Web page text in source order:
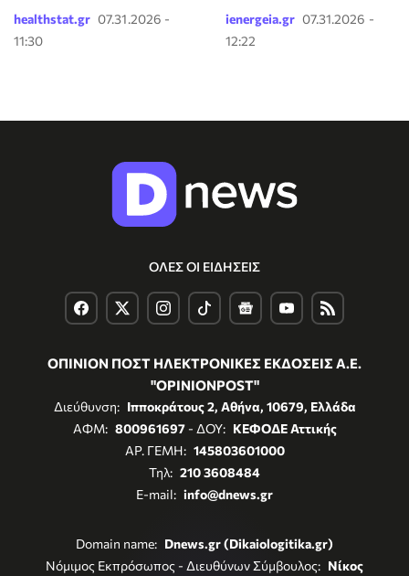
healthstat.gr 07.31.2026 -
11:30
ienergeia.gr 07.31.2026 -
12:22
ΟΛΕΣ ΟΙ ΕΙΔΗΣΕΙΣ
ΟΠΙΝΙΟΝ ΠΟΣΤ ΗΛΕΚΤΡΟΝΙΚΕΣ ΕΚΔΟΣΕΙΣ Α.Ε.
"OPINIONPOST"
Διεύθυνση: Ιπποκράτους 2, Αθήνα, 10679, Ελλάδα
ΑΦΜ: 800961697- ΔΟΥ: ΚΕΦΟΔΕ Αττικής
ΑΡ. ΓΕΜΗ: 145803601000
Τηλ: 210 3608484
E-mail: info@dnews.gr
Domain name: Dnews.gr (Dikaiologitika.gr)
Νόμιμος Εκπρόσωπος - Διευθύνων Σύμβουλος: Νίκος